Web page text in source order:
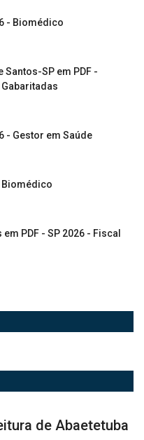
- Biomédico
SP em PDF -
- Gestor em Saúde
Biomédico
PDF - SP 2026 - Fiscal
de Santos - SP